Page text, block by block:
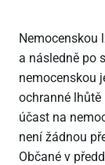
Nemocenskou
a následně po
nemocenskou
ochranné
účast na
není žádnou
Občané v